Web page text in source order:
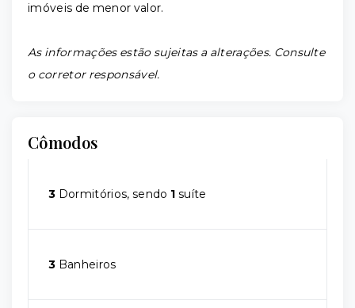
imóveis de menor valor.
As informações estão sujeitas a alterações. Consulte
o corretor responsável.
Cômodos
3 Dormitórios, sendo 1 suíte
3 Banheiros